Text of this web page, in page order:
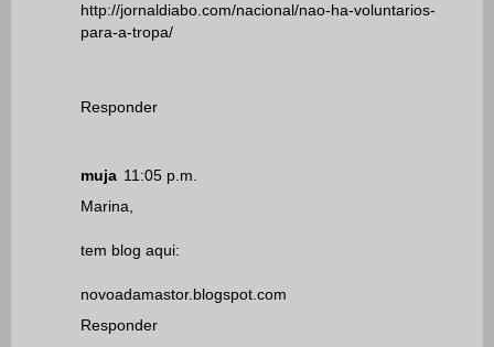
http://jornaldiabo.com/nacional/nao-ha-voluntarios-
para-a-tropa/
Responder
muja 11:05 p.m.
Marina,
tem blog aqui:
novoadamastor.blogspot.com
Responder